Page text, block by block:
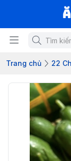
Trang chủ 22